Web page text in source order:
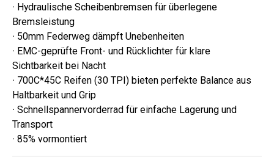
· Hydraulische Scheibenbremsen für überlegene
Bremsleistung
· 50mm Federweg dämpft Unebenheiten
· EMC-geprüfte Front- und Rücklichter für klare
Sichtbarkeit bei Nacht
· 700C*45C Reifen (30 TPI) bieten perfekte Balance aus
Haltbarkeit und Grip
· Schnellspannervorderrad für einfache Lagerung und
Transport
· 85% vormontiert